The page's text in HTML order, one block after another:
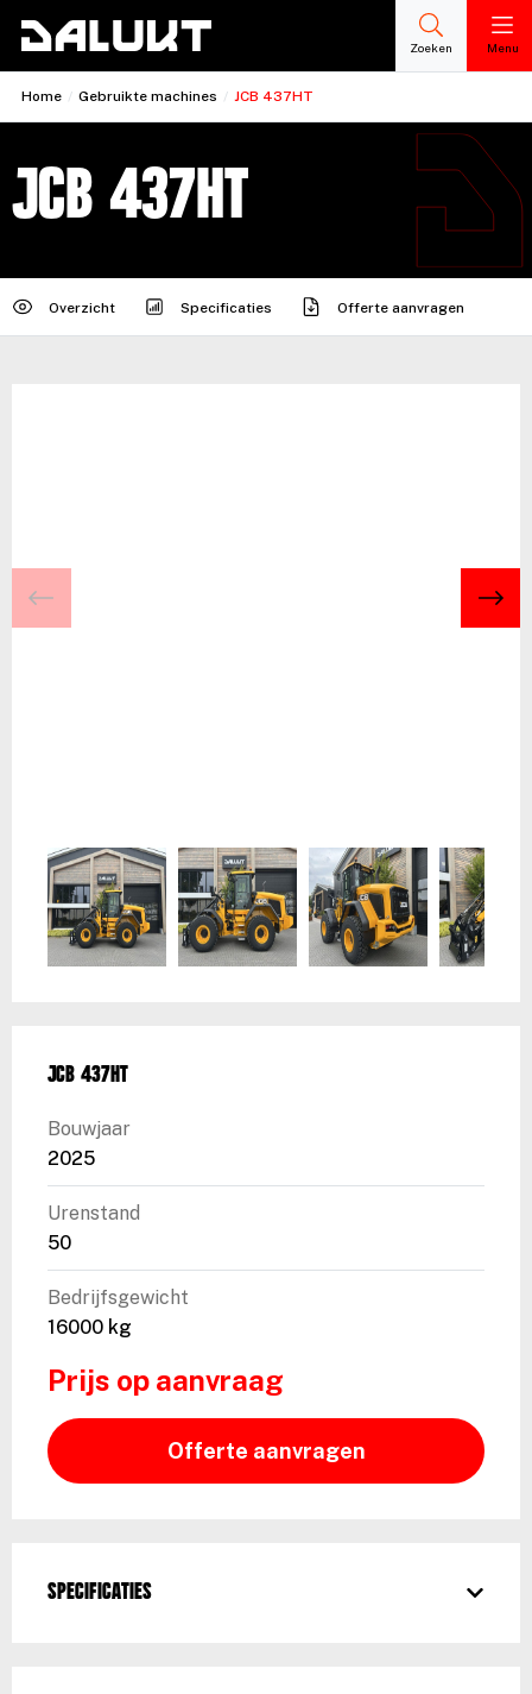
Zoeken Menu
Home / Gebruikte machines / JCB 437HT
JCB 437HT
Overzicht Specificaties Offerte aanvragen
JCB 437HT
Bouwjaar
2025
Urenstand
50
Bedrijfsgewicht
16000 kg
Prijs op aanvraag
Offerte aanvragen
Specificaties